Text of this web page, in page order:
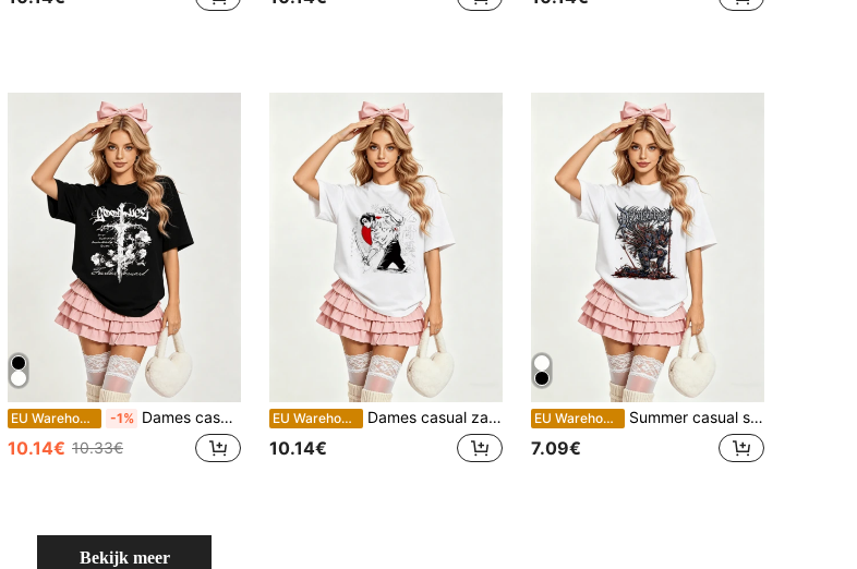
EU Warehouse -1% Dames casual zachte ronde hals korte mouwen T-shirt voor de zomer, kruisbloemenprint grafisch voor lente- en zomerkleding. Wit
10.14€ 10.33€
EU Warehouse Dames casual zachte ronde hals korte mouwen T-shirt voor de zomer, anime zwaardvechter print grafisch geschikt voor lente en zomer. Zwart
10.14€
EU Warehouse Summer casual soft cotton printed crew neck short-sleeve top with retro European street Y2K style.
7.09€
Bekijk meer